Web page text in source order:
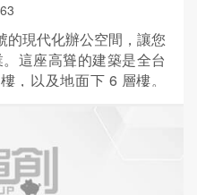
的現代化辦公空間，讓您
這座高聳的建築是全台
，以及地面下 6 層樓。
可以隨意選一間招待訪